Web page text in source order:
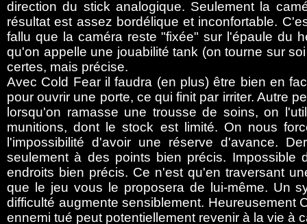
direction du stick analogique. Seulement la
résultat est assez bordélique et inconfortable.
fallu que la caméra reste "fixée" sur l'épaule du
qu'on appelle une jouabilité tank (on tourne sur
certes, mais précise.
Avec Cold Fear il faudra (en plus) être bien en
pour ouvrir une porte, ce qui finit par irriter. Autre
lorsqu'on ramasse une trousse de soins, on
munitions, dont le stock est limité. On nous
l'impossibilité d'avoir une réserve d'avance.
seulement à des points bien précis.
endroits bien précis. Ce n'est qu'en traversant
que le jeu vous le proposera de lui-même. Un
difficulté augmente sensiblement. Heureusement
ennemi tué peut potentiellement revenir à la vie à